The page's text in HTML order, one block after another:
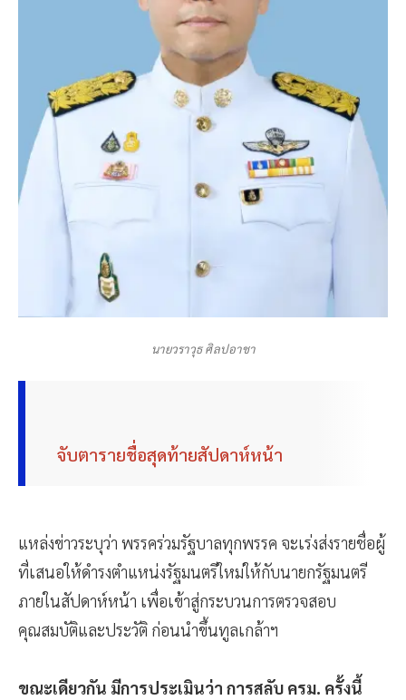
นายวราวุธ ศิลปอาชา
จับตารายชื่อสุดท้ายสัปดาห์หน้า
แหล่งข่าวระบุว่า พรรคร่วมรัฐบาลทุกพรรค จะเร่งส่งรายชื่อผู้
ที่เสนอให้ดำรงตำแหน่งรัฐมนตรีใหม่ให้กับนายกรัฐมนตรี
ภายในสัปดาห์หน้า เพื่อเข้าสู่กระบวนการตรวจสอบ
คุณสมบัติและประวัติ ก่อนนำขึ้นทูลเกล้าฯ
ขณะเดียวกัน มีการประเมินว่า การสลับ ครม. ครั้งนี้